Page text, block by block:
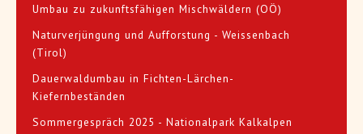
Umbau zu zukunftsfähigen Mischwäldern (OÖ)
Naturverjüngung und Aufforstung - Weissenbach
(Tirol)
Dauerwaldumbau in Fichten-Lärchen-
Kiefernbeständen
Sommergespräch 2025 - Nationalpark Kalkalpen